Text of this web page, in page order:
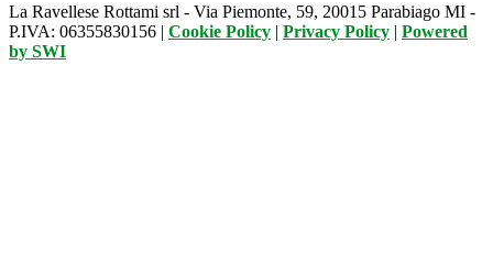
La Ravellese Rottami srl - Via Piemonte, 59, 20015 Parabiago MI -
P.IVA: 06355830156 | Cookie Policy | Privacy Policy | Powered
by SWI